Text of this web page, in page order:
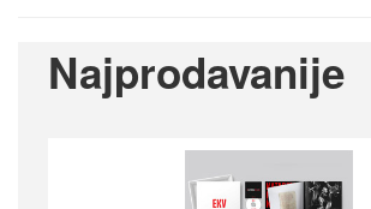
Najprodavanije